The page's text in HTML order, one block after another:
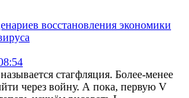
восстановления экономики
стагфляция. Более-менее
через войну. А пока, первую V